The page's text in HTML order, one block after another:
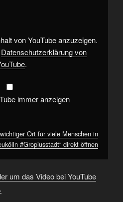
von YouTube anzuzeigen.
Datenschutzerklärung von
.
immer anzeigen
Ort für viele Menschen in
#Gropiusstadt“ direkt öffnen
um das Video bei YouTube